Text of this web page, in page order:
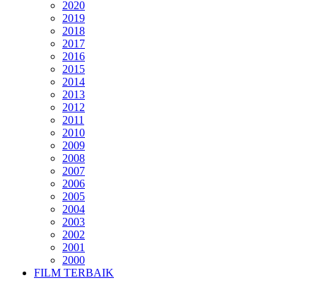
2020
2019
2018
2017
2016
2015
2014
2013
2012
2011
2010
2009
2008
2007
2006
2005
2004
2003
2002
2001
2000
FILM TERBAIK